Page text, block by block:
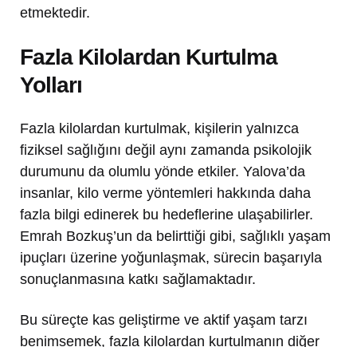
etmektedir.
Fazla Kilolardan Kurtulma
Yolları
Fazla kilolardan kurtulmak, kişilerin yalnızca
fiziksel sağlığını değil aynı zamanda psikolojik
durumunu da olumlu yönde etkiler. Yalova’da
insanlar, kilo verme yöntemleri hakkında daha
fazla bilgi edinerek bu hedeflerine ulaşabilirler.
Emrah Bozkuş’un da belirttiği gibi, sağlıklı yaşam
ipuçları üzerine yoğunlaşmak, sürecin başarıyla
sonuçlanmasına katkı sağlamaktadır.
Bu süreçte kas geliştirme ve aktif yaşam tarzı
benimsemek, fazla kilolardan kurtulmanın diğer